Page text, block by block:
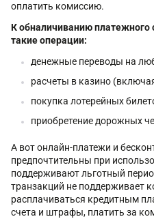
оплатить комиссию.
К обналичиванию платежного
такие операции:
денежные переводы на
расчеты в казино
покупка лотерейных
приобретение дорожных
А вот онлайн-платежи и
предпочтительны при
поддерживают льготный
транзакций не поддерживает
расплачиваться кредитным
счета и штрафы, платить за